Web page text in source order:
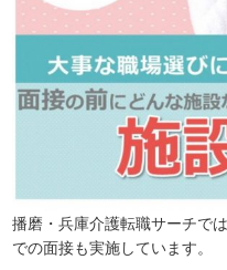
播磨・兵庫介護転職サーチで
での面接も実施しています。